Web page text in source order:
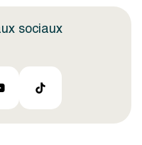
sociaux